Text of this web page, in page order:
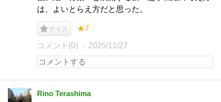
は、よいとらえ方だと思った。
ナイス ★7
コメント(0) 2025/11/27
Rino Terashima